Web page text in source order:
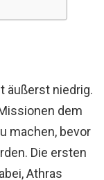
äußerst niedrig.
dem
machen, bevor
Die ersten
Athras